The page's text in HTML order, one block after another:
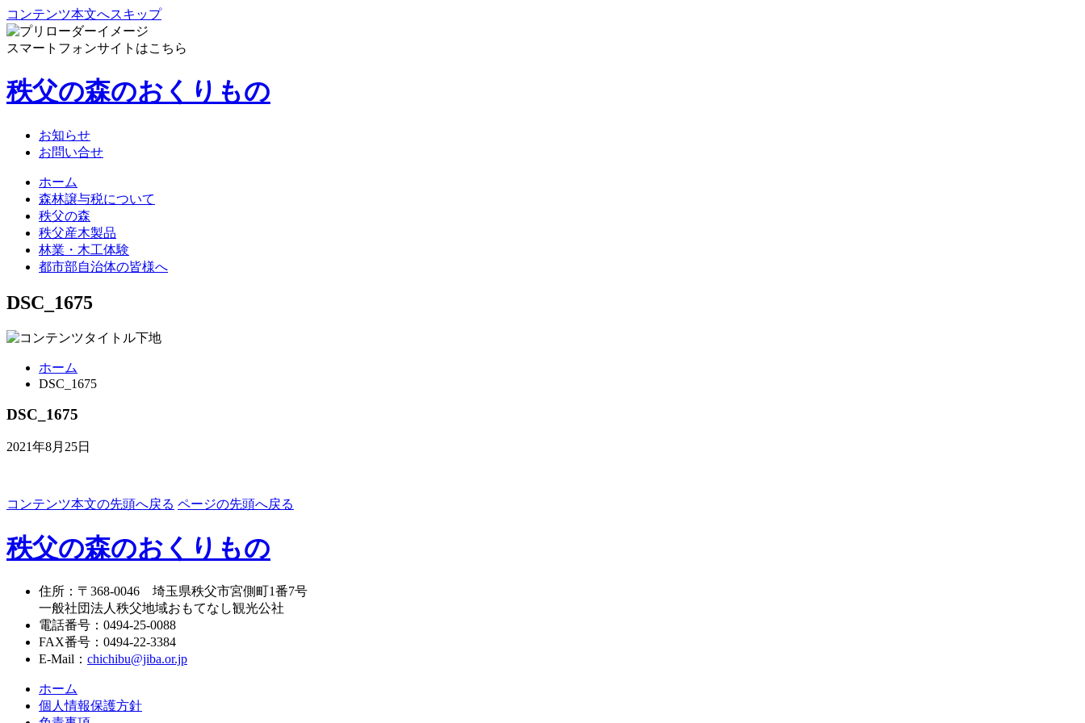
コンテンツ本文へスキップ
スマートフォンサイトはこちら
秩父の森のおくりもの
お知らせ
お問い合せ
ホーム
森林譲与税について
秩父の森
秩父産木製品
林業・木工体験
都市部自治体の皆様へ
DSC_1675
ホーム
DSC_1675
DSC_1675
2021年8月25日
コンテンツ本文の先頭へ戻る ページの先頭へ戻る
秩父の森のおくりもの
住所 ： 〒368-0046 埼玉県秩父市宮側町1番7号
一般社団法人秩父地域おもてなし観光公社
電話番号 ： 0494-25-0088
FAX番号 ： 0494-22-3384
E-Mail ： chichibu@jiba.or.jp
ホーム
個人情報保護方針